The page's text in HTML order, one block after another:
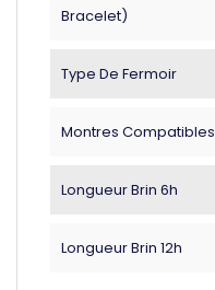
Bracelet)
Type De Fermoir
Montres Compatibles
Longueur Brin 6h
Longueur Brin 12h